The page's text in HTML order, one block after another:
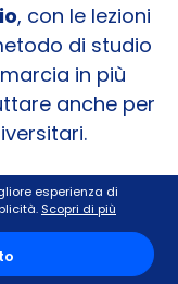
, con le lezioni
di studio
in più
anche per
successo
e insegnanti
che gli
esperienza di
Scopri di più